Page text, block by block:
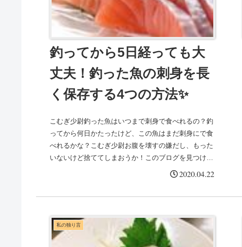
釣ってから5日経っても大
丈夫！釣った魚の刺身を長
く保存する4つの方法✨
こむぎ少尉釣った魚はいつまで刺身で食べれるの？釣
ってから何日かたったけど、この魚はまだ刺身にで食
べれるかな？こむぎ少尉お腹を壊すの嫌だし、もった
いないけど捨ててしまおうか！このブログを見つけて
くださったアナタはこんな風に考えていませんか？
2020.04.22
私の独り言